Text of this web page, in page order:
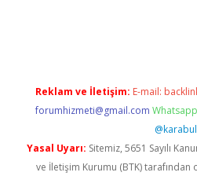
Reklam ve İletişim: E-mail:
forumhizmeti@gmail.com
@karabul
Yasal Uyarı: Sitemiz, 5651 Sayılı
ve İletişim Kurumu (BTK) tarafından